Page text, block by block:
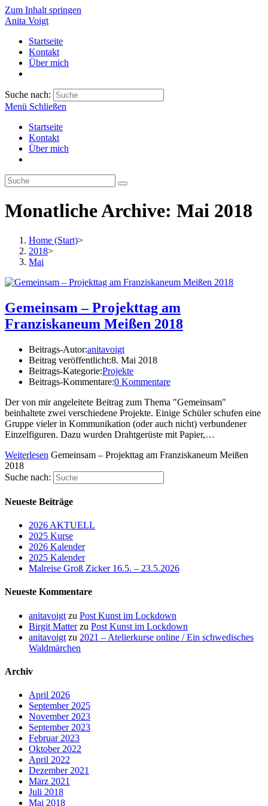
Zum Inhalt springen
Anita Voigt
Startseite
Kontakt
Über mich
Suche nach:
Menü Schließen
Startseite
Kontakt
Über mich
Monatliche Archive: Mai 2018
Home (Start)>
2018>
Mai
Gemeinsam – Projekttag am
Franziskaneum Meißen 2018
Beitrags-Autor:anitavoigt
Beitrag veröffentlicht:8. Mai 2018
Beitrags-Kategorie:Projekte
Beitrags-Kommentare:0 Kommentare
Der von mir angeleitete Beitrag zum Thema "Gemeinsam"
beinhaltete zwei verschiedene Projekte. Einige Schüler schufen eine
Gruppe vieler in Kommunikation (oder auch nicht) verbundener
Einzelfiguren. Dazu wurden Drahtgerüste mit Papier,…
Weiterlesen Gemeinsam – Projekttag am Franziskaneum Meißen
2018
Suche nach:
Neueste Beiträge
2026 AKTUELL
2025 Kurse
2026 Kalender
2025 Kalender
Malreise Groß Zicker 16.5. – 23.5.2026
Neueste Kommentare
anitavoigt zu Post Kunst im Lockdown
Birgit Matterzu Post Kunst im Lockdown
anitavoigt zu 2021 – Atelierkurse online / Ein schwedisches
Waldmärchen
Archiv
April 2026
September 2025
November 2023
September 2023
Februar 2023
Oktober 2022
April 2022
Dezember 2021
März 2021
Juli 2018
Mai 2018